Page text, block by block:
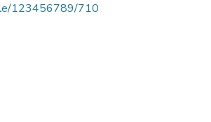
123456789/710